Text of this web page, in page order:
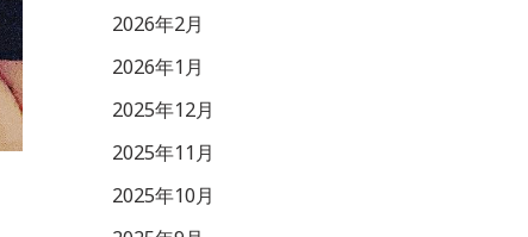
2026年2月
2026年1月
2025年12月
2025年11月
2025年10月